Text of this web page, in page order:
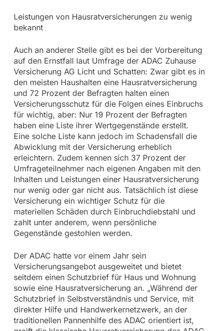
Leistungen von Hausratversicherungen zu wenig
bekannt
Auch an anderer Stelle gibt es bei der Vorbereitung
auf den Ernstfall laut Umfrage der ADAC Zuhause
Versicherung AG Licht und Schatten: Zwar gibt es in
den meisten Haushalten eine Hausratversicherung
und 72 Prozent der Befragten halten einen
Versicherungsschutz für die Folgen eines Einbruchs
für wichtig, aber: Nur 19 Prozent der Befragten
haben eine Liste ihrer Wertgegenstände erstellt.
Eine solche Liste kann jedoch im Schadensfall die
Abwicklung mit der Versicherung erheblich
erleichtern. Zudem kennen sich 37 Prozent der
Umfrageteilnehmer nach eigenen Angaben mit den
Inhalten und Leistungen einer Hausratversicherung
nur wenig oder gar nicht aus. Tatsächlich ist diese
Versicherung ein wichtiger Schutz für die
materiellen Schäden durch Einbruchdiebstahl und
zahlt unter anderem, wenn persönliche
Gegenstände gestohlen werden.
Der ADAC hatte vor einem Jahr sein
Versicherungsangebot ausgeweitet und bietet
seitdem einen Schutzbrief für Haus und Wohnung
sowie eine Hausratversicherung an. „Während der
Schutzbrief in Selbstverständnis und Service, mit
direkter Hilfe und Handwerkernetzwerk, an der
traditionellen Pannenhilfe des ADAC orientiert ist,